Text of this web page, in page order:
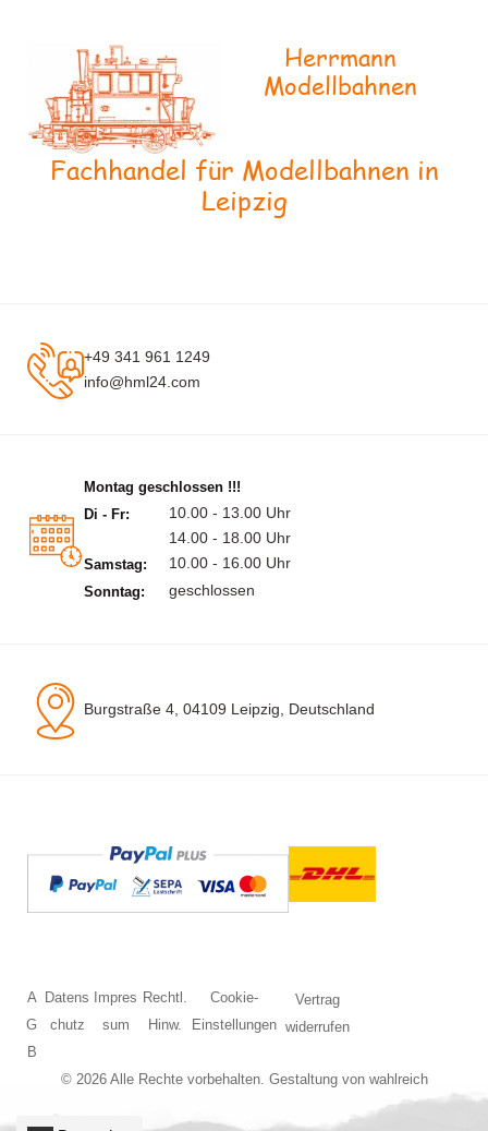
Herrmann
Modellbahnen
Fachhandel für Modellbahnen in
Leipzig
+49 341 961 1249
info@hml24.com
Montag geschlossen !!!
Di - Fr:
10.00 - 13.00 Uhr
14.00 - 18.00 Uhr
Samstag: 10.00 - 16.00 Uhr
Sonntag: geschlossen
Burgstraße 4, 04109 Leipzig, Deutschland
© 2026 Alle Rechte vorbehalten. Gestaltung von wahlreich
A
G
B
Datens
chutz
Impres
sum
Rechtl.
Hinw.
Cookie-
Einstellungen
Vertrag
widerrufen